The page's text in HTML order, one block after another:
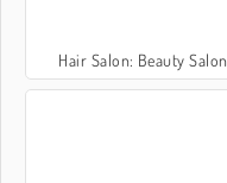
Hair Salon: Beauty Salon